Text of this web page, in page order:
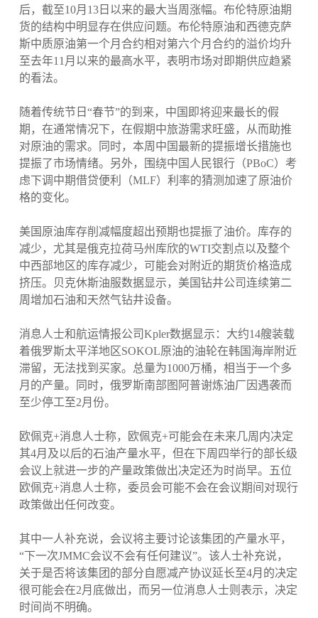
后，截至10月13日以来的最大当周涨幅。布伦特原油期
货的结构中明显存在供应问题。布伦特原油和西德克萨
斯中质原油第一个月合约相对第六个月合约的溢价均升
至去年11月以来的最高水平，表明市场对即期供应趋紧
的看法。
随着传统节日“春节”的到来，中国即将迎来最长的假
期，在通常情况下，在假期中旅游需求旺盛，从而助推
对原油的需求。同时，本周中国最新的提振增长措施也
提振了市场情绪。另外，围绕中国人民银行（PBoC）考
虑下调中期借贷便利（MLF）利率的猜测加速了原油价
格的变化。
美国原油库存削减幅度超出预期也提振了油价。库存的
减少，尤其是俄克拉荷马州库欣的WTI交割点以及整个
中西部地区的库存减少，可能会对附近的期货价格造成
挤压。贝克休斯油服数据显示，美国钻井公司连续第二
周增加石油和天然气钻井设备。
消息人士和航运情报公司Kpler数据显示：大约14艘装载
着俄罗斯太平洋地区SOKOL原油的油轮在韩国海岸附近
滞留，无法找到买家。总量为1000万桶，相当于一个多
月的产量。同时，俄罗斯南部图阿普谢炼油厂因遇袭而
至少停工至2月份。
欧佩克+消息人士称，欧佩克+可能会在未来几周内决定
其4月及以后的石油产量水平，但在下周四举行的部长级
会议上就进一步的产量政策做出决定还为时尚早。五位
欧佩克+消息人士称，委员会可能不会在会议期间对现行
政策做出任何改变。
其中一人补充说，会议将主要讨论该集团的产量水平，
“下一次JMMC会议不会有任何建议”。该人士补充说，
关于是否将该集团的部分自愿减产协议延长至4月的决定
很可能会在2月底做出，而另一位消息人士则表示，决定
时间尚不明确。